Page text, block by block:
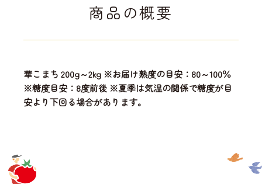
商品の概要
華こまち 200g～2kg ※お届け熟度の目安：80～100％
※糖度目安：8度前後 ※夏季は気温の関係で糖度が目
安より下回る場合があります。